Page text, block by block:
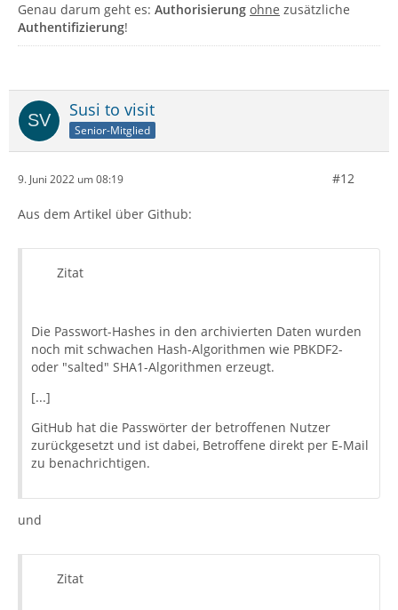
Genau darum geht es: Authorisierung ohne zusätzliche
Authentifizierung!
Susi to visit
Senior-Mitglied
9. Juni 2022 um 08:19 #12
Aus dem Artikel über Github:
Zitat
Die Passwort-Hashes in den archivierten Daten wurden
noch mit schwachen Hash-Algorithmen wie PBKDF2-
oder "salted" SHA1-Algorithmen erzeugt.
[...]
GitHub hat die Passwörter der betroffenen Nutzer
zurückgesetzt und ist dabei, Betroffene direkt per E-Mail
zu benachrichtigen.
und
Zitat